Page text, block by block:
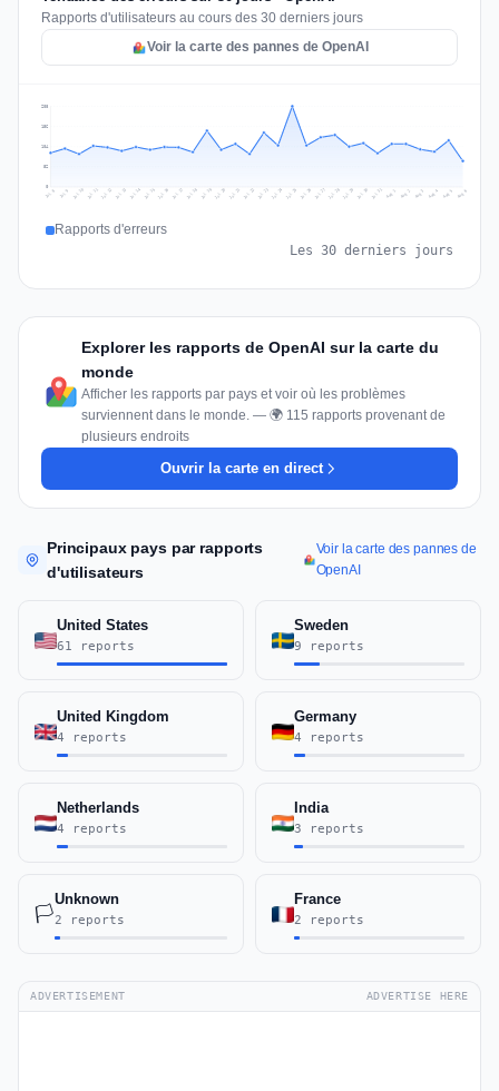
Rapports d'utilisateurs au cours des 30 derniers jours
Voir la carte des pannes de OpenAI
52
104
156
208
Jul 8 Jul 9 Jul 10 Jul 11 Jul 12 Jul 13 Jul 14 Jul 15 Jul 16 Jul 17 Jul 18 Jul 19 Jul 20 Jul 21 Jul 22 Jul 23 Jul 24 Jul 25 Jul 26 Jul 27 Jul 28 Jul 29 Jul 30 Jul 31 Aug 1 Aug 2 Aug 3 Aug 4 Aug 5 Aug 6
Rapports d'erreurs
Les 30 derniers jours
Explorer les rapports de OpenAI sur la carte du
monde
Afficher les rapports par pays et voir où les problèmes
surviennent dans le monde. — 🌍 115 rapports provenant de
plusieurs endroits
Ouvrir la carte en direct
Principaux pays par rapports
d'utilisateurs
Voir la carte des pannes de
OpenAI
United States
61 reports
Sweden
9 reports
United Kingdom
4 reports
Germany
4 reports
Netherlands
4 reports
India
3 reports
🏳️
Unknown
2 reports
France
2 reports
ADVERTISEMENT ADVERTISE HERE